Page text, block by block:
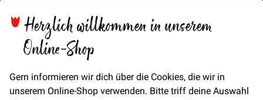
Herzlich willkommen in unserem
Online-Shop
Gern informieren wir dich über die Cookies, die wir in
unserem Online-Shop verwenden. Bitte triff deine Auswahl
der
Bildgalerie
springen
Lochstickerei Streifen -
Schwarz